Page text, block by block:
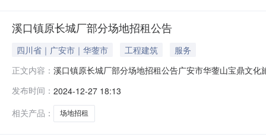
溪口镇原长城厂部分场地招租公告
四川省｜广安市｜华蓥市 工程建筑
服务
正文内容： 溪口镇原长城厂部分场地招租公告广安市华蓥山宝鼎文
分场地（详见附图）面向社会公开挂网招租，具体事项
国查询记录为准）；3.法律、行政法规规
发布时间： 2024-12-27 18:13
相关产品：
场地招租